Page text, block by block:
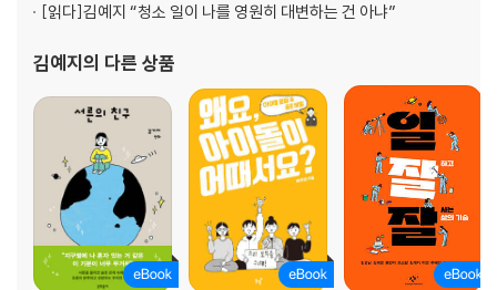
[읽다]김예지 “청소 일이 나를 영원히 대변하는 건 아냐”
김예지 의 다른 상품